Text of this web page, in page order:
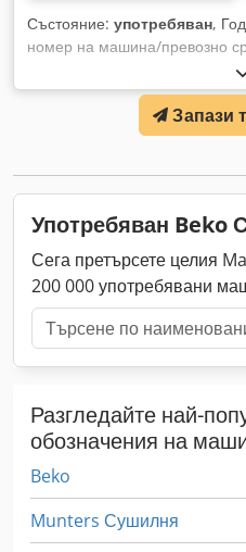
Състояние: употребяван,
номер на машина/превозно
, обща
45 кг, Икономично решение
вашия компресор. Маслото се
филтърен комплект
използване на филтърен
рекламации по тази обява са
запитване. Cjdpsqmmalsfx
Запази
Употребяван Beko
Сега претърсете целия
200 000 употребявани
Разгледайте най-
обозначения на
Beko
Munters Сушилня